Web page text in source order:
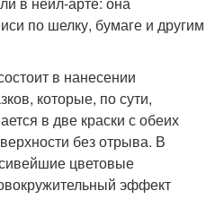
по шелку, бумаге и другим
в нанесении
которые, по сути,
в две краски с обеих
без отрыва. В
цветовые
эффект